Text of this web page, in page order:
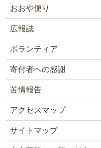
おおや便り
広報誌
ボランティア
寄付者への感謝
苦情報告
アクセスマップ
サイトマップ